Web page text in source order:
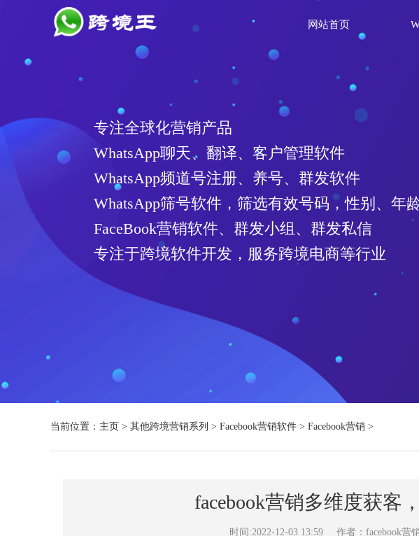
网站首页
专注全球化营销产品
WhatsApp聊天、翻译、客户管理软件
WhatsApp频道号注册、养号、群发软件
WhatsApp筛号软件，筛选有效号码，性别、年
FaceBook营销软件、群发小组、群发私信
专注于跨境软件开发，服务跨境电商等行业
当前位置： 主页 > 其他跨境营销系列 > Facebook营销软件 > Facebook营销 >
facebook营销多维度获客
时间:2022-12-03 13:59 作者：facebook营